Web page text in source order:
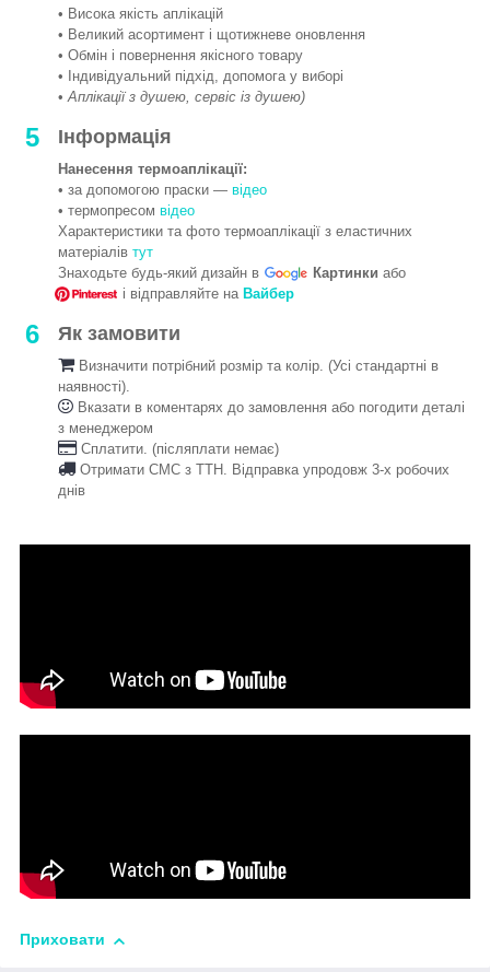
• Висока якість аплікацій
• Великий асортимент і щотижневе оновлення
• Обмін і повернення якісного товару
• Індивідуальний підхід, допомога у виборі
•Аплікації з душею, сервіс із душею)
5 Інформація
Нанесення термоаплікації:
• за допомогою праски — відео
• термопресом відео
Характеристики та фото термоаплікації з еластичних
матеріалів тут
Знаходьте будь-який дизайн в
Картинки або
і відправляйте на Вайбер
6 Як замовити
Визначити потрібний розмір та колір. (Усі стандартні в
наявності).
Вказати в коментарях до замовлення або погодити деталі
з менеджером
Сплатити. (післяплати немає)
Отримати СМС з ТТН. Відправка упродовж 3-х робочих
днів
Приховати